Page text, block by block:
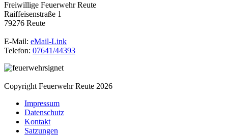
Freiwillige Feuerwehr Reute
Raiffeisenstraße 1
79276 Reute
E-Mail: eMail-Link
Telefon: 07641/44393
Copyright Feuerwehr Reute 2026
Impressum
Datenschutz
Kontakt
Satzungen